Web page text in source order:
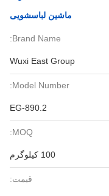
ماشین لباسشویی
Brand Name:
Wuxi East Group
Model Number:
EG-890.2
MOQ:
100 کیلوگرم
قیمت: